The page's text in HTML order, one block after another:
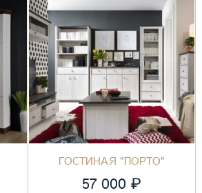
ГОСТИНАЯ "ПОРТО"
57 000 ₽